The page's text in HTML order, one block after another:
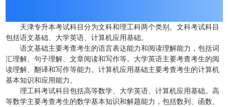
天津专升本考试科目分为文科和理工科两个类别。文科考试科目
包括语文基础、大学英语、计算机应用基础。
语文基础主要考查考生的语言表达能力和阅读理解能力，包括词
汇理解、句子理解、文章阅读和写作等。大学英语主要考查考生的阅
读理解、翻译和写作等能力。计算机应用基础主要考查考生的计算机
基本知识和应用能力。
理工科考试科目包括高等数学、大学英语、计算机应用基础。高
等数学主要考查考生的数学基本知识和解题能力，包括数列、函数、